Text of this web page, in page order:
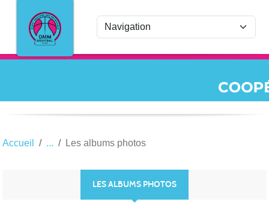
Accueil Les albums photos
LES ALBUMS PHOTOS